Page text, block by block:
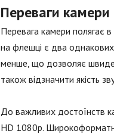
Переваги камери
Перевага камери полягає
на флешці є два однакових
менше, що дозволяє
також відзначити якість
До важливих достоїнств
HD 1080p.